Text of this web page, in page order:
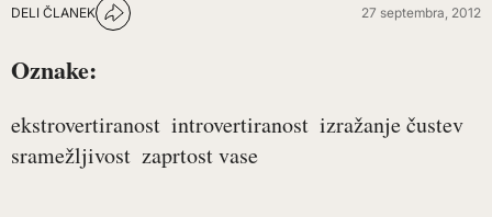
DELI ČLANEK 27 septembra, 2012
Oznake:
ekstrovertiranost introvertiranost izražanje čustev
sramežljivost zaprtost vase